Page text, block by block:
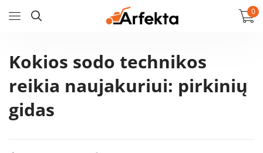
0
Kokios sodo technikos
reikia naujakuriui: pirkinių
gidas